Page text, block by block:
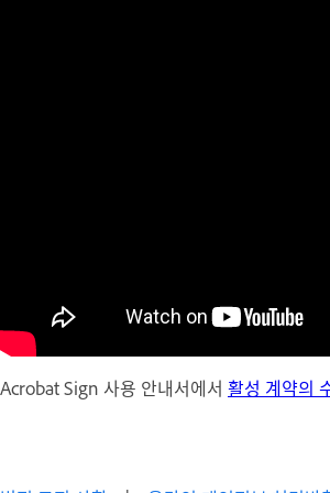
Acrobat Sign 사용 안내서에서 활성 계약의